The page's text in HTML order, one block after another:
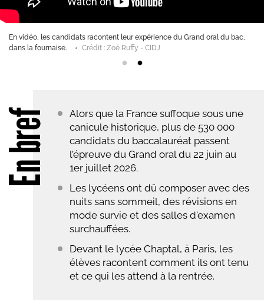
bref
Alors que la France suffoque sous une
canicule historique, plus de 530 000
candidats du baccalauréat passent
l’épreuve du Grand oral du 22 juin au
1er juillet 2026.
Les lycéens ont dû composer avec des
nuits sans sommeil, des révisions en
mode survie et des salles d'examen
surchauffées.
Devant le lycée Chaptal, à Paris, les
élèves racontent comment ils ont tenu
et ce qui les attend à la rentrée.
En vidéo, les candidats racontent leur expérience du Grand oral du bac,
dans la fournaise.
Crédit : Zoé Ruffy - CIDJ